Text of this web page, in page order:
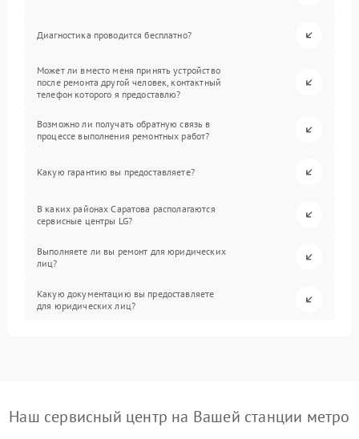
Диагностика проводится бесплатно?
Может ли вместо меня принять устройство
после ремонта другой человек, контактный
телефон которого я предоставлю?
Возможно ли получать обратную связь в
процессе выполнения ремонтных работ?
Какую гарантию вы предоставляете?
В каких районах Саратова располагаются
сервисные центры LG?
Выполняете ли вы ремонт для юридических
лиц?
Какую документацию вы предоставляете
для юридических лиц?
Наш сервисный центр на Вашей станции метро